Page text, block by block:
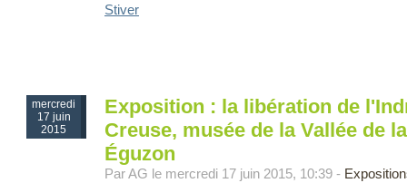
mercredi
17 juin
2015
Exposition : la libération de
Creuse, musée de la Vallée de
Éguzon
Par AG le mercredi 17 juin 2015, 10:39 -